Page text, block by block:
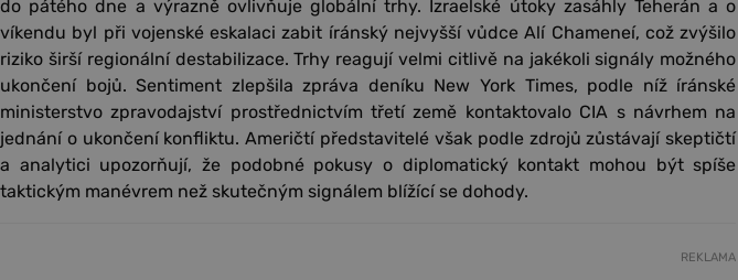
do pátého dne a výrazně ovlivňuje globální trhy. Izraelské útoky zasáhly Teherán a o
víkendu byl při vojenské eskalaci zabit íránský nejvyšší vůdce Alí Chameneí, což zvýšilo
riziko širší regionální destabilizace. Trhy reagují velmi citlivě na jakékoli signály možného
ukončení bojů. Sentiment zlepšila zpráva deníku New York Times, podle níž íránské
ministerstvo zpravodajství prostřednictvím třetí země kontaktovalo CIA s návrhem na
jednání o ukončení konfliktu. Američtí představitelé však podle zdrojů zůstávají skeptičtí
a analytici upozorňují, že podobné pokusy o diplomatický kontakt mohou být spíše
taktickým manévrem než skutečným signálem blížící se dohody.
REKLAMA